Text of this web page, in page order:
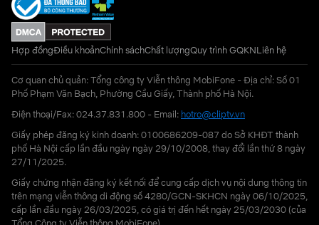
Hợp đồngĐiều khoảnChính sáchChất lượngQuy trình GQKNLiên hệ
Cơ quan chủ quản: Tổng công ty Viễn thông MobiFone - Địa chỉ: Số 01
Phố Phạm Văn Bạch, Phường Cầu Giấy, Thành phố Hà Nội.
Điện thoại/Fax: 024.37.831.800 - Email: hotro@cliptv.vn
Giấy phép đăng ký kinh doanh: 0100686209-087 do Sở KHĐT thành
phố Hà Nội cấp lần đầu ngày ngày 29/10/2008, thay đổi lần thứ 8 ngày
27/11/2025.
Giấy chứng nhận đăng ký kết nối để cung cấp dịch vụ nội dung thông tin
trên mạng viễn thông di động số 4280/GCN-SKHCN ngày 06/10/2025,
cấp lần đầu ngày 26/03/2025, có giá trị đến hết ngày 25/03/2030 (của